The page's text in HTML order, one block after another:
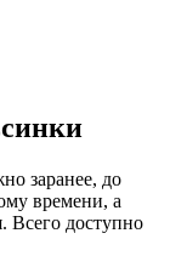
заранее, до
времени, а
Всего доступно